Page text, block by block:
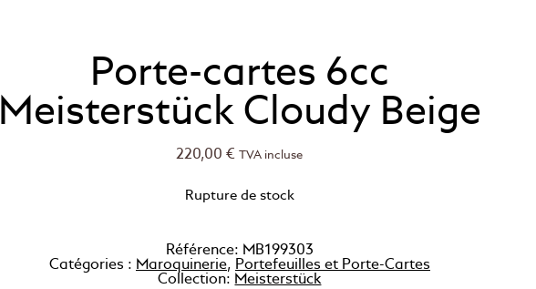
Porte-cartes 6cc
Meisterstück Cloudy Beige
220,00€ TVA incluse
Rupture de stock
Référence: MB199303
Catégories : Maroquinerie, Portefeuilles et Porte-Cartes
Collection: Meisterstück